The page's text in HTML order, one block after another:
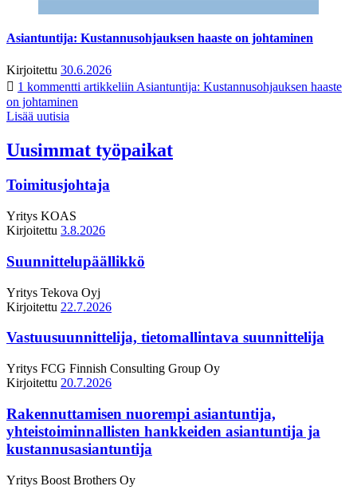
Asiantuntija: Kustannusohjauksen haaste on johtaminen
Kirjoitettu 30.6.2026
1 kommentti artikkeliin Asiantuntija: Kustannusohjauksen haaste
on johtaminen
Lisää uutisia
Uusimmat työpaikat
Toimitusjohtaja
Yritys KOAS
Kirjoitettu 3.8.2026
Suunnittelupäällikkö
Yritys Tekova Oyj
Kirjoitettu 22.7.2026
Vastuusuunnittelija, tietomallintava suunnittelija
Yritys FCG Finnish Consulting Group Oy
Kirjoitettu 20.7.2026
Rakennuttamisen nuorempi asiantuntija,
yhteistoiminnallisten hankkeiden asiantuntija ja
kustannusasiantuntija
Yritys Boost Brothers Oy